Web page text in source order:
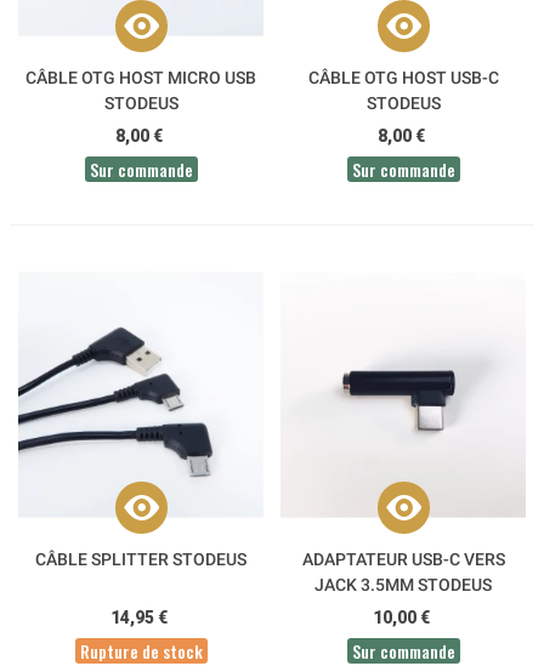
CÂBLE OTG HOST MICRO USB
STODEUS
8,00 €
Sur commande
CÂBLE OTG HOST USB-C
STODEUS
8,00 €
Sur commande
CÂBLE SPLITTER STODEUS
14,95 €
Rupture de stock
ADAPTATEUR USB-C VERS
JACK 3.5MM STODEUS
10,00 €
Sur commande